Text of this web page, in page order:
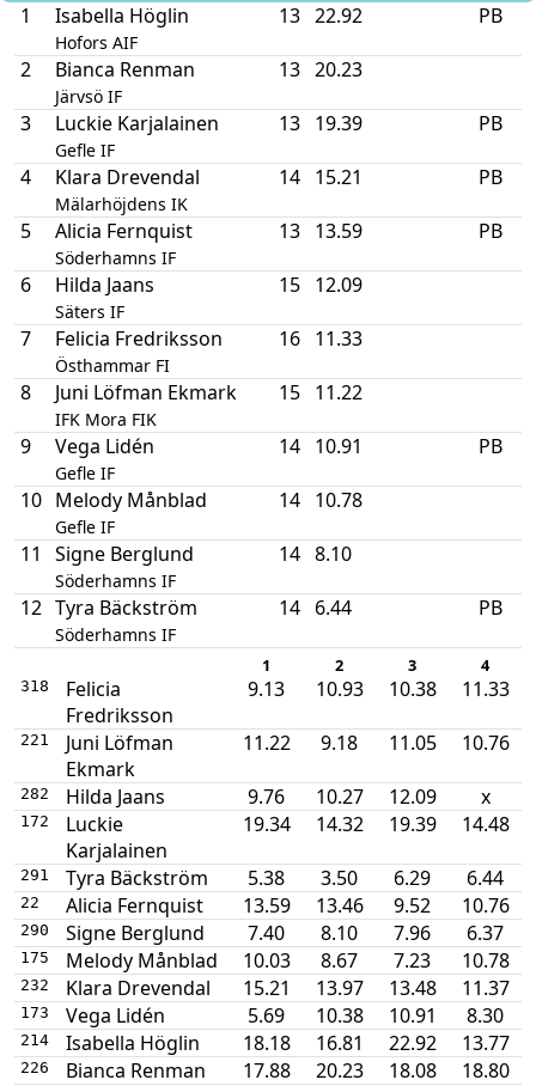
1
Isabella Höglin
Hofors AIF
13 22.92 PB
2 Bianca Renman
Järvsö IF
13 20.23
3 Luckie Karjalainen
Gefle IF
13 19.39 PB
4 Klara Drevendal
Mälarhöjdens IK
14 15.21 PB
5 Alicia Fernquist
Söderhamns IF
13 13.59 PB
6 Hilda Jaans
Säters IF
15 12.09
7 Felicia Fredriksson
Östhammar FI
16 11.33
8 Juni Löfman Ekmark
IFK Mora FIK
15 11.22
9 Vega Lidén
Gefle IF
14 10.91 PB
10 Melody Månblad
Gefle IF
14 10.78
11 Signe Berglund
Söderhamns IF
14 8.10
12 Tyra Bäckström
Söderhamns IF
14 6.44 PB
1 2 3 4
318
Felicia
Fredriksson
9.13 10.93 10.38 11.33
221
Juni Löfman
Ekmark
11.22 9.18 11.05 10.76
282 Hilda Jaans 9.76 10.27 12.09 x
172
Luckie
Karjalainen
19.34 14.32 19.39 14.48
291 Tyra Bäckström 5.38 3.50 6.29 6.44
22 Alicia Fernquist 13.59 13.46 9.52 10.76
290 Signe Berglund 7.40 8.10 7.96 6.37
175 Melody Månblad 10.03 8.67 7.23 10.78
232 Klara Drevendal 15.21 13.97 13.48 11.37
173 Vega Lidén 5.69 10.38 10.91 8.30
214 Isabella Höglin 18.18 16.81 22.92 13.77
226 Bianca Renman 17.88 20.23 18.08 18.80